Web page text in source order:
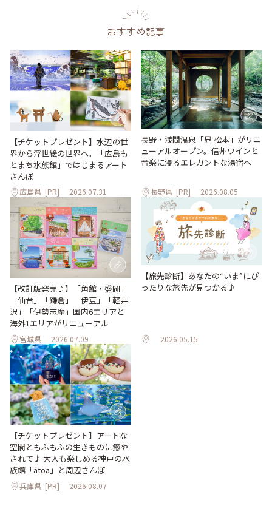
おすすめ記事
【チケットプレゼント】水辺の世
界から浮世絵の世界へ。「広島も
とまち水族館」ではじまるアート
さんぽ
広島県 [PR] 2026.07.31
長野・浅間温泉「界 松本」がリニ
ューアルオープン。信州ワインと
音楽に浸るエレガントな湯宿へ
長野県 [PR] 2026.08.05
【改訂版発売♪】「角館・盛岡」
「仙台」「鎌倉」「伊豆」「軽井
沢」「伊勢志摩」国内6エリアと
海外1エリアがリニューアル
宮城県 2026.07.09
【旅先診断】あなたの“いま”にぴ
ったりな旅先が見つかる♪
2026.05.15
【チケットプレゼント】アートな
空間ともふもふの生きものに癒や
されて♪ 大人も楽しめる神戸の水
族館「átoa」と周辺さんぽ
兵庫県 [PR] 2026.08.07